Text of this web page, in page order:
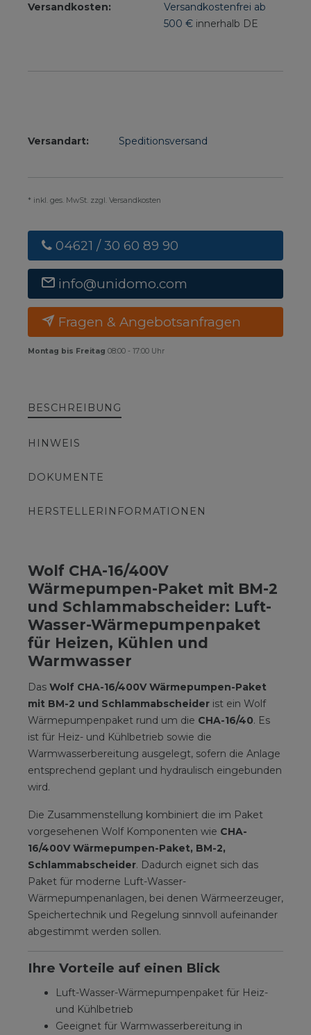
Versandkosten:
Versandkostenfrei ab
500 € innerhalb DE
Versandart: Speditionsversand
* inkl. ges. MwSt. zzgl. Versandkosten
04621 / 30 60 89 90
info@unidomo.com
Fragen & Angebotsanfragen
Montag bis Freitag 08:00 - 17:00 Uhr
BESCHREIBUNG
HINWEIS
DOKUMENTE
HERSTELLERINFORMATIONEN
Wolf CHA-16/400V
Wärmepumpen-Paket mit BM-2
und Schlammabscheider: Luft-
Wasser-Wärmepumpenpaket
für Heizen, Kühlen und
Warmwasser
Das Wolf CHA-16/400V Wärmepumpen-Paket
mit BM-2 und Schlammabscheider ist ein Wolf
Wärmepumpenpaket rund um die CHA-16/40. Es
ist für Heiz- und Kühlbetrieb sowie die
Warmwasserbereitung ausgelegt, sofern die Anlage
entsprechend geplant und hydraulisch eingebunden
wird.
Die Zusammenstellung kombiniert die im Paket
vorgesehenen Wolf Komponenten wie CHA-
16/400V Wärmepumpen-Paket, BM-2,
Schlammabscheider. Dadurch eignet sich das
Paket für moderne Luft-Wasser-
Wärmepumpenanlagen, bei denen Wärmeerzeuger,
Speichertechnik und Regelung sinnvoll aufeinander
abgestimmt werden sollen.
Ihre Vorteile auf einen Blick
Luft-Wasser-Wärmepumpenpaket für Heiz-
und Kühlbetrieb
Geeignet für Warmwasserbereitung in